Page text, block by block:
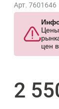
Арт. 7601646
Цены
цен
2